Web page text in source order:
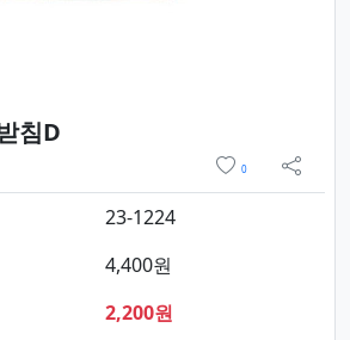
침D
0
sns 공
23-1224
4,400원
2,200원